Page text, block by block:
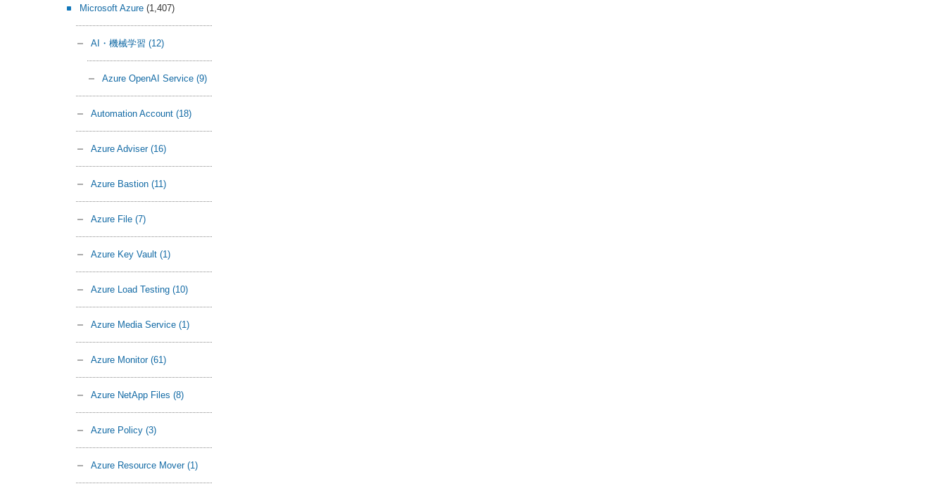
Microsoft Azure (1,407)
AI・機械学習 (12)
Azure OpenAI Service (9)
Automation Account (18)
Azure Adviser (16)
Azure Bastion (11)
Azure File (7)
Azure Key Vault (1)
Azure Load Testing (10)
Azure Media Service (1)
Azure Monitor (61)
Azure NetApp Files (8)
Azure Policy (3)
Azure Resource Mover (1)